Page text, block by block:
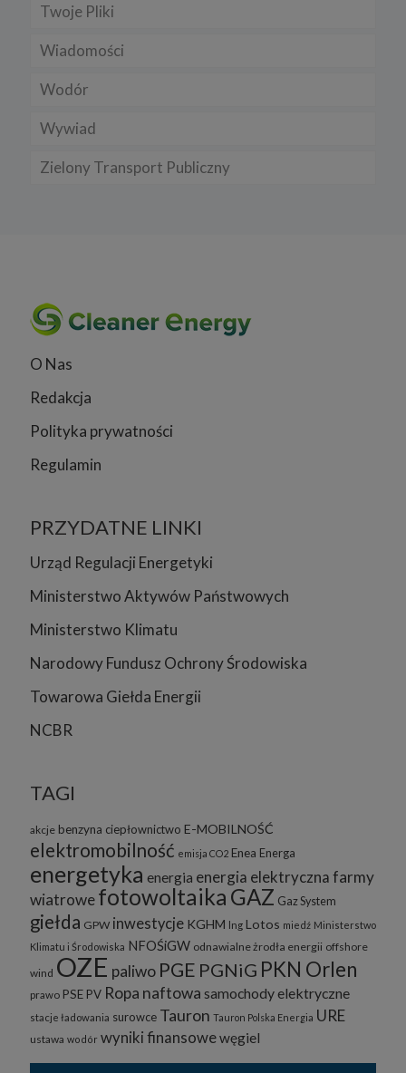
Twoje Pliki
Wiadomości
Wodór
Wywiad
Zielony Transport Publiczny
O Nas
Redakcja
Polityka prywatności
Regulamin
PRZYDATNE LINKI
Urząd Regulacji Energetyki
Ministerstwo Aktywów Państwowych
Ministerstwo Klimatu
Narodowy Fundusz Ochrony Środowiska
Towarowa Giełda Energii
NCBR
TAGI
akcje benzyna ciepłownictwo E-MOBILNOŚĆ
elektromobilność emisja CO2 Enea Energa
energetyka energia energia elektrycznafarmy
wiatrowefotowoltaika GAZ Gaz System
giełda GPW inwestycje KGHM lng Lotos miedź Ministerstwo
Klimatu i Środowiska NFOŚiGW odnawialne żrodła energii offshore
wind OZE paliwo PGE PGNiG PKN Orlen
prawo PSE PV Ropa naftowa samochody elektryczne
stacje ładowania surowce Tauron Tauron Polska Energia URE
ustawa wodór wyniki finansowewęgiel